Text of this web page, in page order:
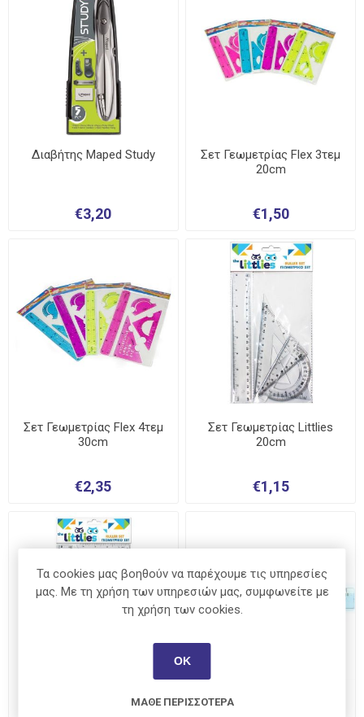
Διαβήτης Maped Study
€3,20
Σετ Γεωμετρίας Flex 3τεμ
20cm
€1,50
Σετ Γεωμετρίας Flex 4τεμ
30cm
€2,35
Σετ Γεωμετρίας Littlies
20cm
€1,15
Σετ Γεωμετρίας Littlies
Χάρακας Ilca 20cm
Τα cookies μας βοηθούν να παρέχουμε τις υπηρεσίες
μας. Με τη χρήση των υπηρεσιών μας, συμφωνείτε με
τη χρήση των cookies.
ΟΚ
ΜΆΘΕ ΠΕΡΙΣΣΌΤΕΡΑ